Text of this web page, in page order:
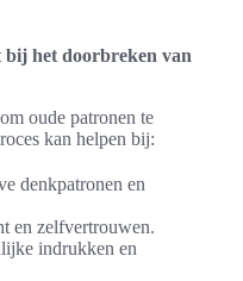
bij het doorbreken van
oude patronen te
kan helpen bij:
denkpatronen en
en zelfvertrouwen.
indrukken en